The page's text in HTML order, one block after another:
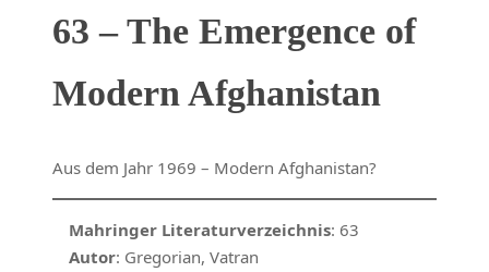
63 – The Emergence of
Modern Afghanistan
Aus dem Jahr 1969 – Modern Afghanistan?
Mahringer Literaturverzeichnis: 63
Autor: Gregorian, Vatran